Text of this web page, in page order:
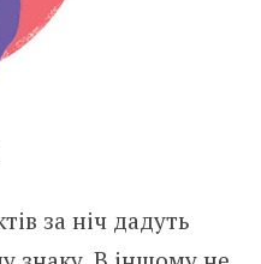
за ніч дадуть